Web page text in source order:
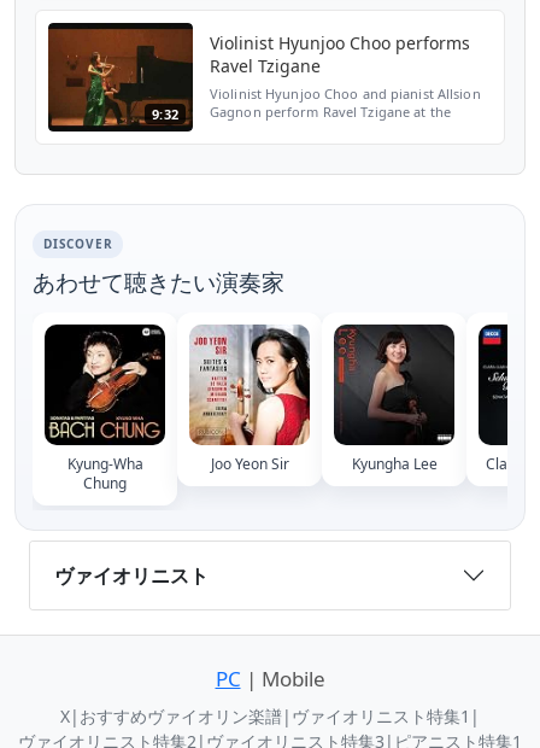
9:32
Violinist Hyunjoo Choo performs
Ravel Tzigane
Violinist Hyunjoo Choo and pianist Allsion
Gagnon perform Ravel Tzigane at the
DISCOVER
あわせて聴きたい演奏家
Kyung-Wha
Chung
Joo Yeon Sir Kyungha Lee Clara-
ヴァイオリニスト
PC | Mobile
X| おすすめヴァイオリン楽譜| ヴァイオリニスト特集1 |
ヴァイオリニスト特集2| ヴァイオリニスト特集3 | ピアニスト特集1